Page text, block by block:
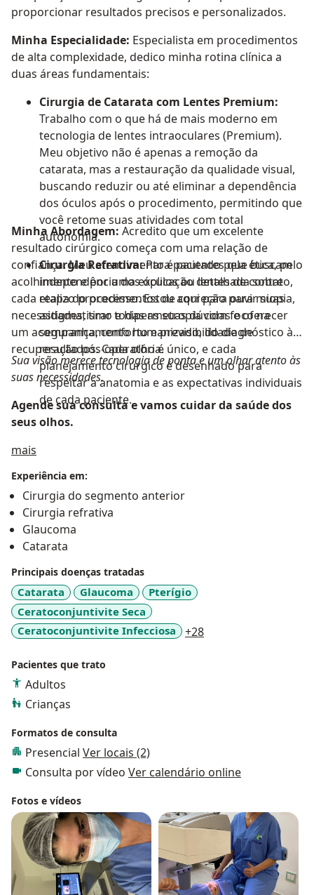
proporcionar resultados precisos e personalizados.
Minha Especialidade: Especialista em procedimentos
de alta complexidade, dedico minha rotina clínica a
duas áreas fundamentais:
Cirurgia de Catarata com Lentes Premium:
Trabalho com o que há de mais moderno em
tecnologia de lentes intraoculares (Premium).
Meu objetivo não é apenas a remoção da
catarata, mas a restauração da qualidade visual,
buscando reduzir ou até eliminar a dependência
dos óculos após o procedimento, permitindo que
você retome suas atividades com total
autonomia.
Cirurgia Refrativa:Para pacientes que buscam
independência dos óculos ou lentes de contato,
realizo procedimentos de correção para miopia,
astigmatismo e hipermetropia com foco na
segurança, conforto e previsibilidade de
resultados. Cada olho é único, e cada
planejamento cirúrgico é desenhado para
respeitar a anatomia e as expectativas individuais
de cada paciente.
Minha Abordagem: Acredito que um excelente
resultado cirúrgico começa com uma relação de
confiança. Meu atendimento é pautado pela ética, pelo
acolhimento e por uma explicação detalhada sobre
cada etapa do processo. Estou aqui para ouvir suas
necessidades, tirar todas as suas dúvidas e oferecer
um acompanhamento humanizado, do diagnóstico à
recuperação pós-operatória.
Sua visão merece tecnologia de ponta e um olhar atento às
suas necessidades.
Agende sua consulta e vamos cuidar da saúde dos
seus olhos.
mais
Experiência em:
Cirurgia do segmento anterior
Cirurgia refrativa
Glaucoma
Catarata
Principais doenças tratadas
Catarata Glaucoma
Pterígio
Ceratoconjuntivite Seca
Ceratoconjuntivite Infecciosa
+28
Pacientes que trato
Adultos
Crianças
Formatos de consulta
Presencial Ver locais (2)
Consulta por vídeo Ver calendário online
Fotos e vídeos